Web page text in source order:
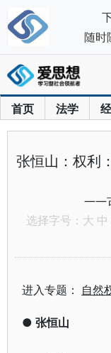
首页 法学
张恒山：权利
——
选择字号： 大 中
进入专题： 自然
● 张恒山
随时